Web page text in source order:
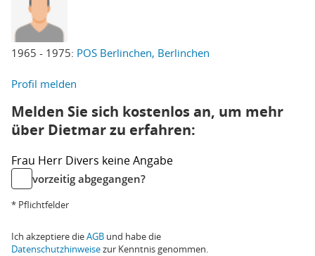
1965 - 1975: POS Berlinchen, Berlinchen
Profil melden
Melden Sie sich kostenlos an, um mehr
über Dietmar zu erfahren:
Frau Herr Divers keine Angabe
vorzeitig abgegangen?
* Pflichtfelder
Ich akzeptiere dieAGB und habe die
Datenschutzhinweisezur Kenntnis genommen.